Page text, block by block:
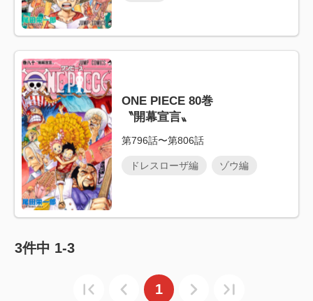
ONE PIECE 80巻
〝開幕宣言〟
第796話〜第806話
ドレスローザ編 ゾウ編
3件中 1-3
1